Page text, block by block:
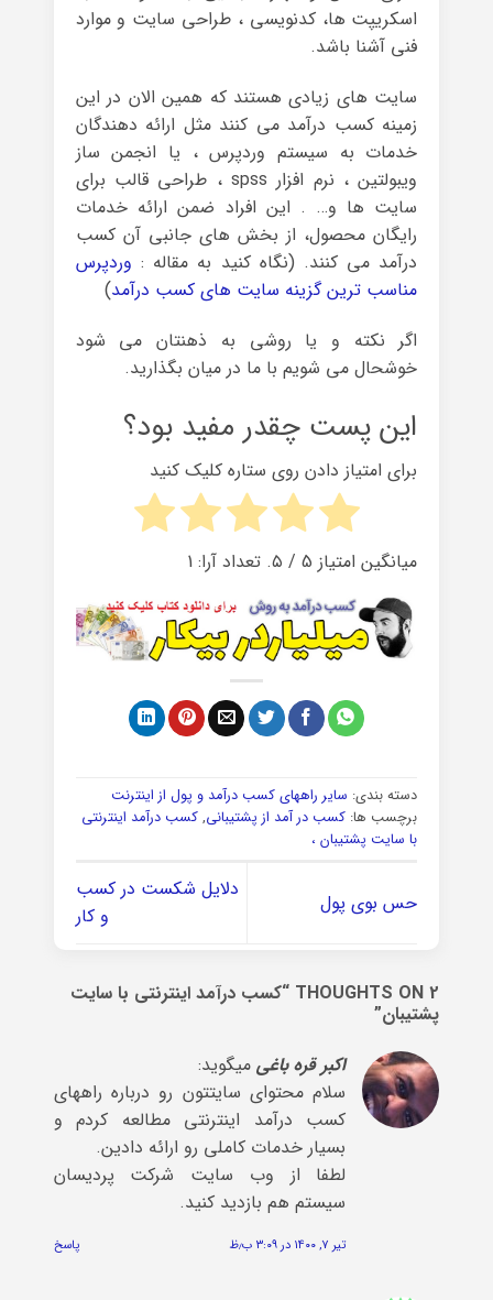
اسکریپت ها، کدنویسی ، طراحی سایت و موارد
فنی آشنا باشد.
سایت های زیادی هستند که همین الان در این
زمینه کسب درآمد می کنند مثل ارائه دهندگان
خدمات به سیستم وردپرس ، یا انجمن ساز
ویبولتین ، نرم افزار spss ، طراحی قالب برای
سایت ها و… . این افراد ضمن ارائه خدمات
رایگان محصول، از بخش های جانبی آن کسب
درآمد می کنند. (نگاه کنید به مقاله : وردپرس
مناسب ترین گزینه سایت های کسب درآمد)
اگر نکته و یا روشی به ذهنتان می شود
خوشحال می شویم با ما در میان بگذارید.
این پست چقدر مفید بود؟
برای امتیاز دادن روی ستاره کلیک کنید
میانگین امتیاز 5/ ۵. تعداد آرا: 1
دسته بندی: سایر راههای کسب درآمد و پول از اینترنت
برچسب ها: کسب در آمد از پشتیبانی, کسب درآمد اینترنتی
با سایت پشتیبان ،
حس بوی پول
دلایل شکست در کسب
و کار
2 THOUGHTS ON “ کسب درآمد اینترنتی با سایت
پشتیبان”
اکبر قره باغی میگوید:
سلام محتوای سایتتون رو درباره راههای
کسب درآمد اینترنتی مطالعه کردم و
بسیار خدمات کاملی رو ارائه دادین.
لطفا از وب سایت شرکت پردیسان
سیستم هم بازدید کنید.
تیر ۷, ۱۴۰۰ در ۳:۰۹ ب٫ظ پاسخ